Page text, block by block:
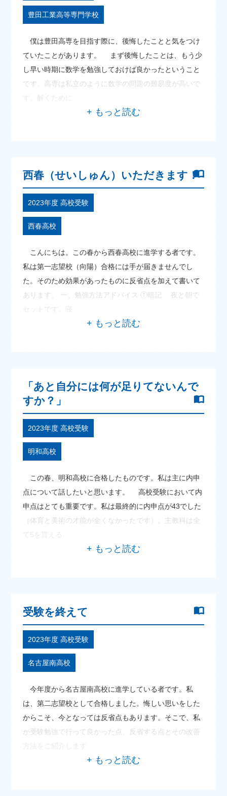
豊田工業高等専門学校
僕は豊田高専を目指す際に、後悔したことと気をつけ
ていたことがあります。 まず後悔したことは、もう少
し早い時期に数学を勉強しておけば良かったということ
です。高専は私立のように数学の問題の難易度が高いで
す。解くために
西春（せいしゅん）いただきます！
2023年度 高校受験
西春高校
こんにちは。この春から西春高校に進学する者です。
私は第一志望校（向陽）合格には手が届きませんでし
た。そのため効果があったものに反省点を加えて書いて
あります。 一、勉強方法アドバイス ①暗記 夜と朝で
セットです。寝
「あと自分には何が足りてないんで
すか？」
2023年度 高校受験
明和高校
この春、明和高校に合格したものです。私は主に内申
点について話したいと思います。 高校受験において内
申点はとても重要です。私は最終的に内申点が43でした
（体育と美術の才能が全くなかったです）。主教科は全
て5を貰える
受験を終えて
2023年度 高校受験
名古屋南高校
今年度から名古屋南高校に進学している者です。私
は、第二志望校として合格しました。悔しい思いをした
からこそ、今となっては反省点もあります。そこで、私
が受験勉強で行って良かった点、反省する点とその改善
方法をご紹介します